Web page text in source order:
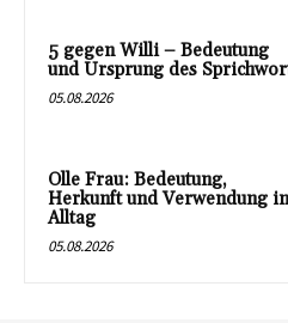
5 gegen Willi – Bedeutung
und Ursprung des
05.08.2026
Olle Frau: Bedeutung,
Herkunft und Verwendung
Alltag
05.08.2026